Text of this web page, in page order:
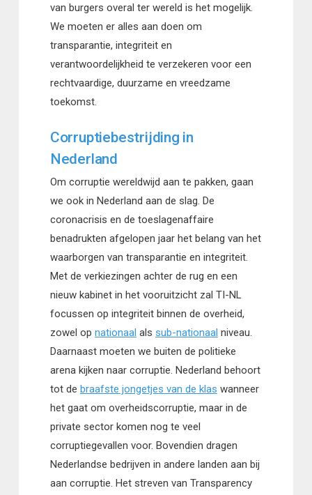
van burgers overal ter wereld is het mogelijk.
We moeten er alles aan doen om
transparantie, integriteit en
verantwoordelijkheid te verzekeren voor een
rechtvaardige, duurzame en vreedzame
toekomst.
Corruptiebestrijding in
Nederland
Om corruptie wereldwijd aan te pakken, gaan
we ook in Nederland aan de slag. De
coronacrisis en de toeslagenaffaire
benadrukten afgelopen jaar het belang van het
waarborgen van transparantie en integriteit.
Met de verkiezingen achter de rug en een
nieuw kabinet in het vooruitzicht zal TI-NL
focussen op integriteit binnen de overheid,
zowel op nationaal als sub-nationaal niveau.
Daarnaast moeten we buiten de politieke
arena kijken naar corruptie. Nederland behoort
tot de braafste jongetjes van de klas wanneer
het gaat om overheidscorruptie, maar in de
private sector komen nog te veel
corruptiegevallen voor. Bovendien dragen
Nederlandse bedrijven in andere landen aan bij
aan corruptie. Het streven van Transparency